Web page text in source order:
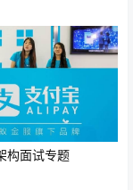
REST 的服
构面试专题